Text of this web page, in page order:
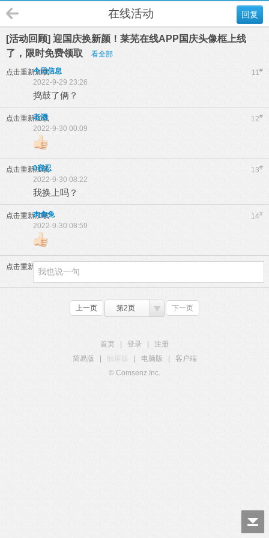
回复
在线活动
[活动回顾] 迎国庆换新颜！莱芜在线APP国庆头像框上线
了，限时免费领取
看全部
点击重新加载 11#
今日信息
2022-9-29 23:26
捣鼓了俩？
点击重新加载 12#
老酒
2022-9-30 00:09
点击重新加载 13#
0容忍
2022-9-30 08:22
我换上吗？
点击重新加载 14#
肉食兔
2022-9-30 08:59
点击重新加载
上一页 第2页 下一页
首页 登录
注册
简易版
触屏版 电脑版
客户端
© Comsenz Inc.